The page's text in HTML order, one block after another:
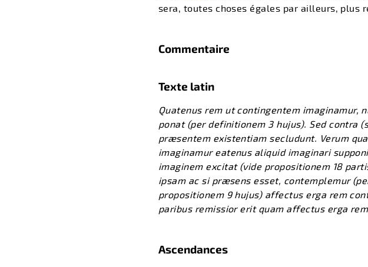
sera, toutes choses égales par ailleurs, plus
Commentaire
Texte latin
Quatenus rem ut contingentem
ponat (per definitionem 3 hujus). Sed contra
præsentem existentiam secludunt. Verum
imaginamur eatenus aliquid imaginari
imaginem excitat (vide propositionem 18
ipsam ac si præsens esset, contemplemur
propositionem 9 hujus) affectus erga rem
paribus remissior erit quam affectus erga
Ascendances